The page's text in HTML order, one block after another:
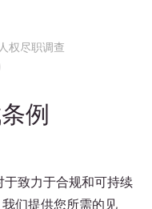
权尽职调查
例
致力于合规和可持续
们提供您所需的见